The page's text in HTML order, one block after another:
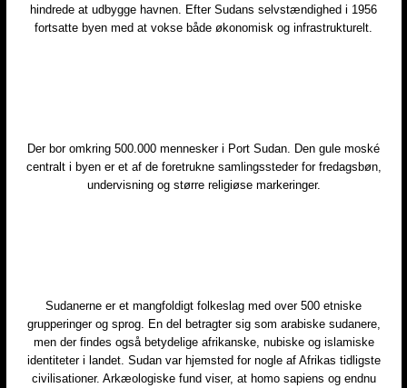
hindrede at udbygge havnen. Efter Sudans selvstændighed i 1956
fortsatte byen med at vokse både økonomisk og infrastrukturelt.​
​Der bor omkring 500.000 mennesker i Port Sudan. Den gule moské
centralt i byen er et af de foretrukne samlingssteder for fredagsbøn,
undervisning og større religiøse markeringer.
Sudanerne er et mangfoldigt folkeslag med over 500 etniske
grupperinger og sprog. En del betragter sig som arabiske sudanere,
men der findes også betydelige afrikanske, nubiske og islamiske
identiteter i landet. Sudan var hjemsted for nogle af Afrikas tidligste
civilisationer. Arkæologiske fund viser, at homo sapiens og endnu